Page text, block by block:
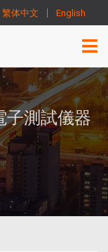
繁体中文 English
子測試儀器